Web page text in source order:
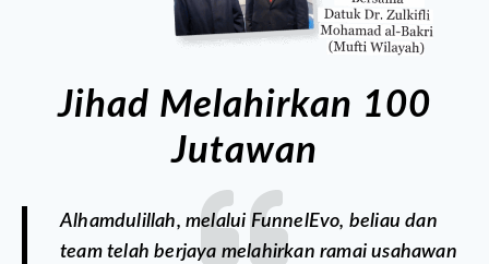
Jihad Melahirkan 100
Jutawan
Alhamdulillah, melalui FunnelEvo, beliau dan
team telah berjaya melahirkan ramai usahawan